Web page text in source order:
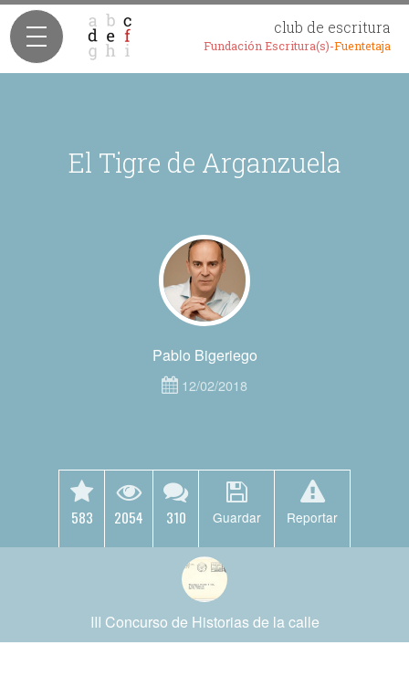
club de escritura
Fundación Escritura(s)-Fuentetaja
El Tigre de Arganzuela
Pablo Bigeriego
12/02/2018
583 2054 310 Guardar Reportar
III Concurso de Historias de la calle